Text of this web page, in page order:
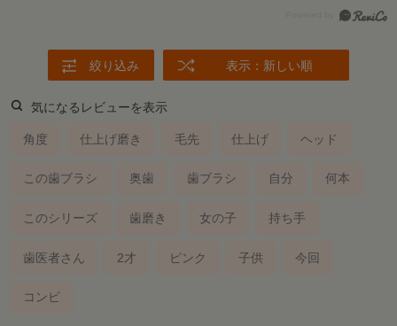
絞り込み 表示：新しい順
気になるレビューを表示
角度 仕上げ磨き 毛先 仕上げ ヘッド
この歯ブラシ 奥歯 歯ブラシ 自分 何本
このシリーズ 歯磨き 女の子 持ち手
歯医者さん 2才 ピンク 子供 今回
コンビ